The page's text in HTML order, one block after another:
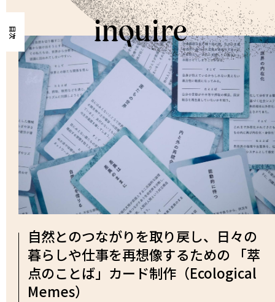
目次
自然とのつながりを取り戻し、日々の
暮らしや仕事を再想像するための 「萃
点のことば」カード制作（Ecological
Memes）